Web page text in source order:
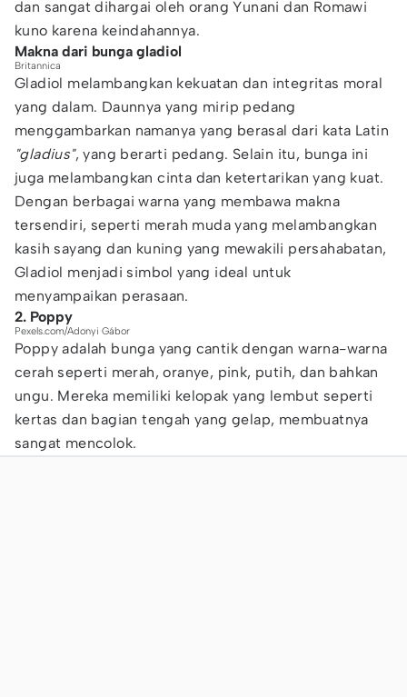
dan sangat dihargai oleh orang Yunani dan Romawi
kuno karena keindahannya.
Makna dari bunga gladiol
Britannica
Gladiol melambangkan kekuatan dan integritas moral
yang dalam. Daunnya yang mirip pedang
menggambarkan namanya yang berasal dari kata Latin
"gladius", yang berarti pedang. Selain itu, bunga ini
juga melambangkan cinta dan ketertarikan yang kuat.
Dengan berbagai warna yang membawa makna
tersendiri, seperti merah muda yang melambangkan
kasih sayang dan kuning yang mewakili persahabatan,
Gladiol menjadi simbol yang ideal untuk
menyampaikan perasaan.
2. Poppy
Pexels.com/Adonyi Gábor
Poppy adalah bunga yang cantik dengan warna-warna
cerah seperti merah, oranye, pink, putih, dan bahkan
ungu. Mereka memiliki kelopak yang lembut seperti
kertas dan bagian tengah yang gelap, membuatnya
sangat mencolok.